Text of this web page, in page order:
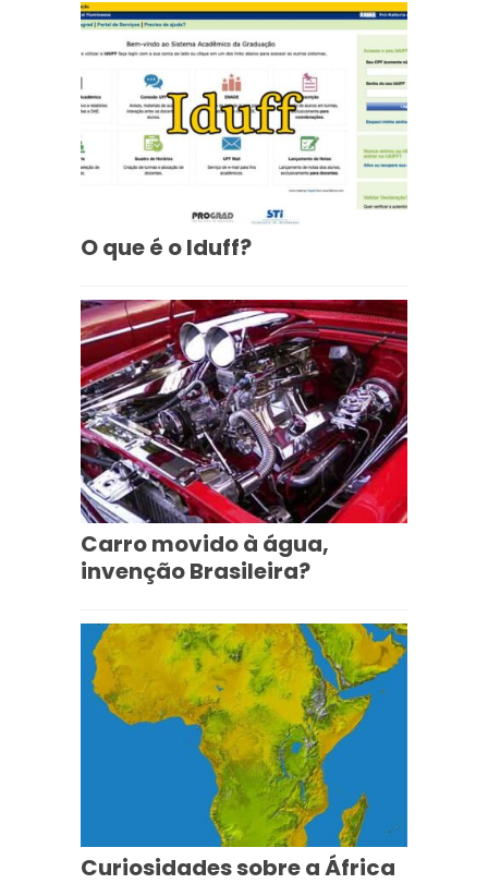
O que é o Iduff?
Carro movido à água,
invenção Brasileira?
Curiosidades sobre a África